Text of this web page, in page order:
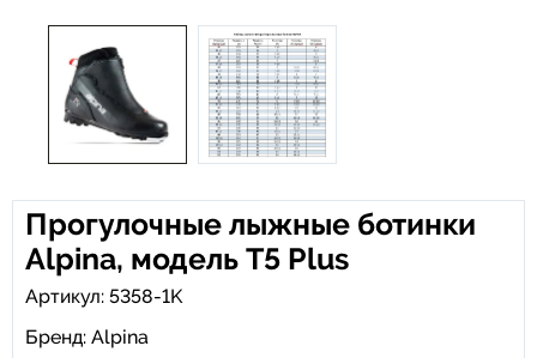
Прогулочные лыжные ботинки
Alpina, модель T5 Plus
Артикул: 5358-1K
Бренд: Alpina